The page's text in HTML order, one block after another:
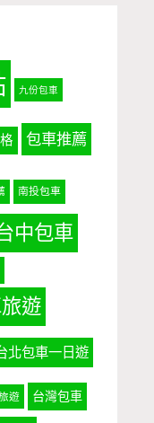
九份包車
包車推薦
南投包車
中包車
遊
北包車一日遊
遊 台灣包車